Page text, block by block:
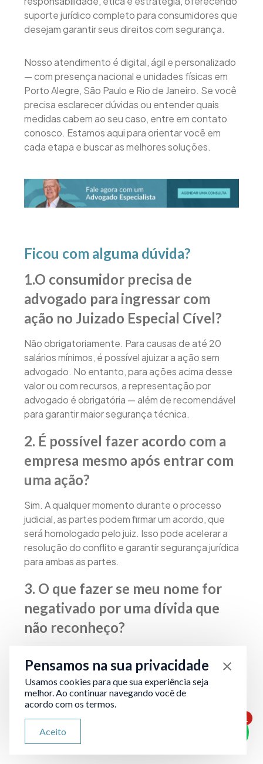
suporte jurídico completo para consumidores que
desejam garantir seus direitos com segurança.
Nosso atendimento é digital, ágil e personalizado
— com presença nacional e unidades físicas em
Porto Alegre, São Paulo e Rio de Janeiro. Se você
precisa esclarecer dúvidas ou entender quais
medidas cabem ao seu caso, entre em contato
conosco. Estamos aqui para orientar você em
cada etapa e buscar as melhores soluções.
Ficou com alguma dúvida?
1.O consumidor precisa de
advogado para ingressar com
ação no Juizado Especial Cível?
Não obrigatoriamente. Para causas de até 20
salários mínimos, é possível ajuizar a ação sem
advogado. No entanto, para ações acima desse
valor ou com recursos, a representação por
advogado é obrigatória — além de recomendável
para garantir maior segurança técnica.
2. É possível fazer acordo com a
empresa mesmo após entrar com
uma ação?
Sim. A qualquer momento durante o processo
judicial, as partes podem firmar um acordo, que
será homologado pelo juiz. Isso pode acelerar a
resolução do conflito e garantir segurança jurídica
para ambas as partes.
3. O que fazer se meu nome for
negativado por uma dívida que
não reconheço?
inadimplentes, como Serasa e SPC, sem
comprovação da dívida, é considerada abusiva.
Nesses casos, o consumidor pode buscar a
imediata retirada do nome dos registros e pleitear
indenização por danos morais, caso tenha havido
prejuízos à sua reputação ou crédito.
1
Pensamos na sua privacidade
Usamos cookies para que sua experiência seja
melhor. Ao continuar navegando você de
acordo com os termos.
Aceito